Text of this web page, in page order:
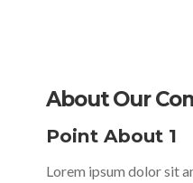
About Our
Point About 1
Lorem ipsum dolor sit